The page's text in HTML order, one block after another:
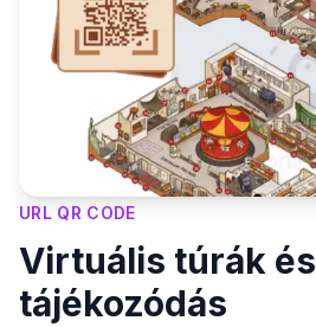
URL QR CODE
Virtuális túrák és
tájékozódás